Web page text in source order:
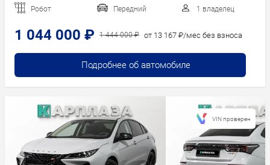
Робот Передний 1 владелец
1 044 000 ₽ 1 444 000 ₽ от 13 167 ₽/мес без взноса
Подробнее об автомобиле
VIN проверен